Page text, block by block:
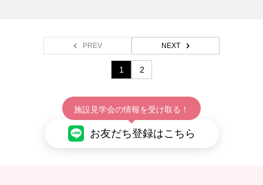
PREV NEXT
1 2
施設見学会の情報を受け取る！
お友だち登録はこちら